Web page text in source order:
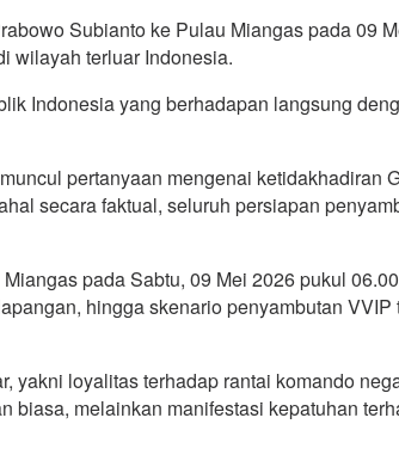
Subianto ke Pulau Miangas pada 09
wilayah terluar Indonesia.
Indonesia yang berhadapan langsung
pertanyaan mengenai ketidakhadiran
secara faktual, seluruh persiapan
pada Sabtu, 09 Mei 2026 pukul
hingga skenario penyambutan
yakni loyalitas terhadap rantai komando
biasa, melainkan manifestasi kepatuhan